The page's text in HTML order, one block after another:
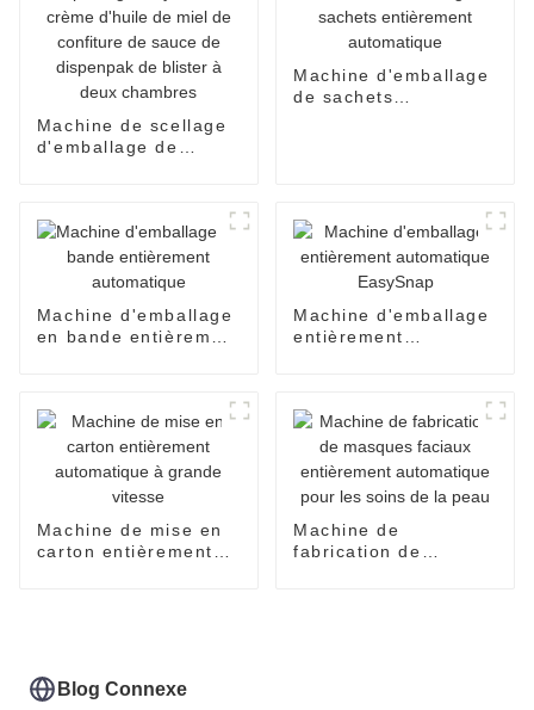
Machine de scellage
d'emballage de
confiture de sauce de
dispenpak de blister
à deux chambres
Machine d'emballage
de sachets
Machine d'emballage
en bande entièrement
Machine d'emballage
entièrement
Machine de mise en
carton entièrement
Machine de
fabrication de
Blog Connexe